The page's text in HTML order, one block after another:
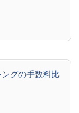
グの手数料比